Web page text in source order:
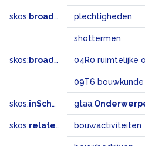
skos: broader plechtigheden
shottermen
skos: broadMatch 04R0 ruimtelijke
09T6 bouwkunde
skos:inScheme gtaa:
skos:related bouwactiviteiten